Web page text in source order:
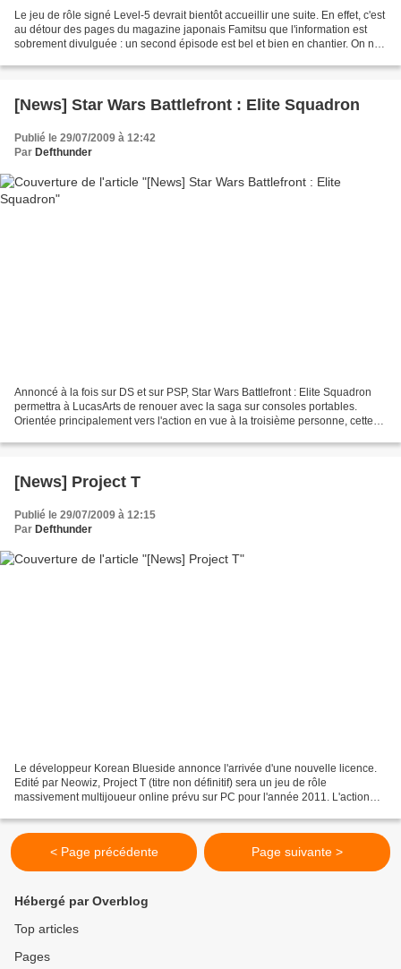
Le jeu de rôle signé Level-5 devrait bientôt accueillir une suite. En effet, c'est
au détour des pages du magazine japonais Famitsu que l'information est
sobrement divulguée : un second épisode est bel et bien en chantier. On ne
[News] Star Wars Battlefront : Elite Squadron
Publié le 29/07/2009 à 12:42
Par Defthunder
Annoncé à la fois sur DS et sur PSP, Star Wars Battlefront : Elite Squadron
permettra à LucasArts de renouer avec la saga sur consoles portables.
Orientée principalement vers l'action en vue à la troisième personne, cette
[News] Project T
Publié le 29/07/2009 à 12:15
Par Defthunder
Le développeur Korean Blueside annonce l'arrivée d'une nouvelle licence.
Edité par Neowiz, Project T (titre non définitif) sera un jeu de rôle
massivement multijoueur online prévu sur PC pour l'année 2011. L'action
< Page précédente Page suivante >
Hébergé par Overblog
Top articles
Pages